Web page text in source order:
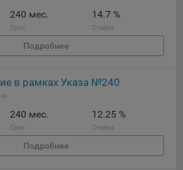
240 мес.
Срок
14.7 %
Ставка
Подробнее
в рамках Указа №240
240 мес.
Срок
12.25 %
Ставка
Подробнее